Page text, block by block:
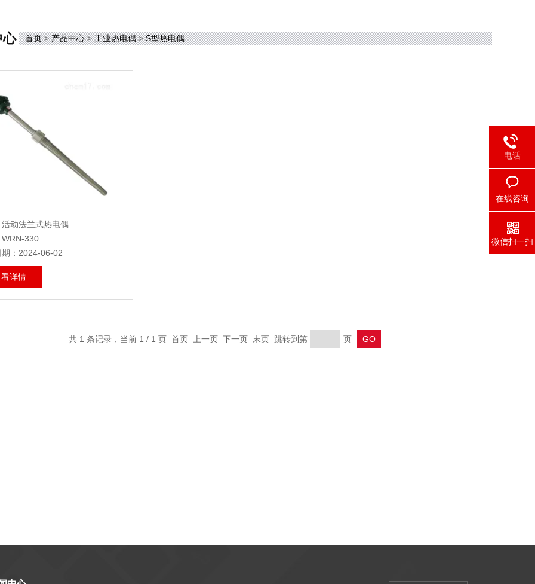
心 首页>产品中心>工业热电偶>S型热电偶
动法兰式热电偶
330
期：2024-06-02
详情
共 1 条记录，当前 1 / 1 页 首页 上一页 下一页 末页 跳转到第 页
电话
在线咨询
微信扫一扫